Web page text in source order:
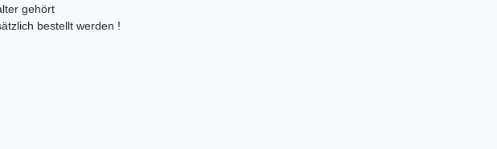
gehört
bestellt werden !